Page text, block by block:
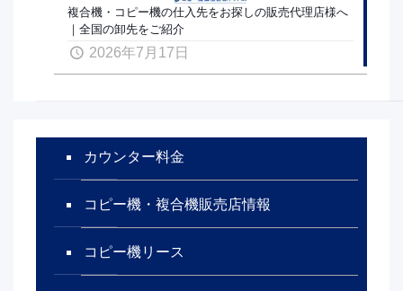
複合機・コピー機の仕入先をお探しの販売代理店様へ
｜全国の卸先をご紹介
2026年7月17日
カウンター料金
コピー機・複合機販売店情報
コピー機リース